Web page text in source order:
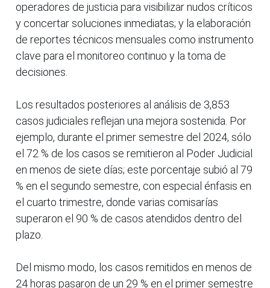
operadores de justicia para visibilizar nudos críticos
y concertar soluciones inmediatas; y la elaboración
de reportes técnicos mensuales como instrumento
clave para el monitoreo continuo y la toma de
decisiones.
Los resultados posteriores al análisis de 3,853
casos judiciales reflejan una mejora sostenida. Por
ejemplo, durante el primer semestre del 2024, sólo
el 72 % de los casos se remitieron al Poder Judicial
en menos de siete días; este porcentaje subió al 79
% en el segundo semestre, con especial énfasis en
el cuarto trimestre, donde varias comisarías
superaron el 90 % de casos atendidos dentro del
plazo.
Del mismo modo, los casos remitidos en menos de
24 horas pasaron de un 29 % en el primer semestre